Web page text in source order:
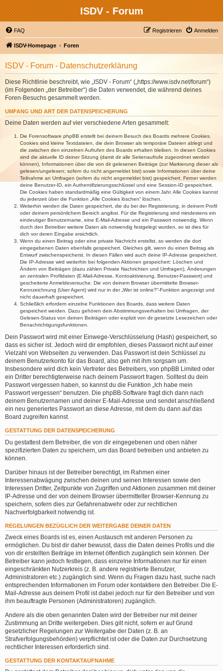
ISDV - Forum
FAQ Anmelden
Registrieren
ISDV-Homepage Foren
ISDV - Forum - Datenschutzerklärung
Diese Richtlinie beschreibt, wie „ISDV - Forum“ („https://www.isdv.net/forum“)
(im Folgenden „der Betreiber“) die Daten verwendet, die während deines
Foren-Besuchs gesammelt werden.
UMFANG UND ART DER DATENSPEICHERUNG
Deine Daten werden auf vier verschiedene Arten gesammelt:
Die Forensoftware phpBB erstellt bei deinem Besuch des Boards mehrere Cookies.
Cookies sind kleine Textdateien, die dein Browser als temporäre Dateien ablegt und
die zwischen den einzelnen Aufrufen des Boards erhalten bleiben. In diesen Cookies
sind die aktuelle ID deiner Sitzung (damit dir alle Seitenaufrufe zugeordnet werden
können), Informationen über die von dir gelesenen Beiträge (zur Markierung dieser als
gelesen/ungelesen; sofern du nicht angemeldet bist) sowie Informationen über deine
Teilnahme an Umfragen (sofern du nicht angemeldet bist) gespeichert. Ferner werden
deine Benutzer-ID, ein Authentifizierungsschlüssel und eine Session-ID gespeichert.
Die Cookies haben standardmäßig eine Gültigkeit von einem Jahr. Alle Cookies kannst
du jederzeit über die Funktion „Alle Cookies löschen“ löschen.
Weiterhin werden die Daten gespeichert, die du bei der Registrierung, in deinem Profil
oder deinem persönlichem Bereich angibst. Für die Registrierung sind mindestens ein
eindeutiger Benutzername, eine E-Mail-Adresse und ein Passwort notwendig. Wenn
durch den Betreiber weitere Daten als notwendig festgelegt wurden, so ist dies für
dich vor deren Eingabe ersichtlich.
Wenn du einen Beitrag oder eine private Nachricht erstellst, so werden die dort
eingegebenen Daten ebenfalls gespeichert. Gleiches gilt, wenn du einen Beitrag als
Entwurf zwischenspeicherst. In diesen Fällen wird auch deine IP-Adresse gespeichert.
Die IP-Adresse wird weiterhin bei folgenden Aktionen gespeichert: Löschen und
Ändern von Beiträgen (dazu zählen Private Nachrichten und Umfragen), Änderungen
an zentralen Profildaten (E-Mail-Adresse, Kontoaktivierung, Benutzer-Passwort) und
gescheiterte Anmeldeversuche. Die von deinem Browser übermittelte Browser-
Kennzeichnung (User Agent) wird nur in der „Wer ist online?“-Funktion angezeigt und
nicht dauerhaft gespeichert.
Schließlich erfordern einzelne Funktionen des Boards, dass weitere Daten
gespeichert werden. Dazu gehören dein Abstimmungsverhalten bei Umfragen, der
Gelesen-Status von deinen Beiträgen oder explizit von dir gesetzte Lesezeichen oder
Benachrichtigungsfunktionen.
Dein Passwort wird mit einer Einwege-Verschlüsselung (Hash) gespeichert, so
dass es sicher ist. Jedoch wird dir empfohlen, dieses Passwort nicht auf einer
Vielzahl von Webseiten zu verwenden. Das Passwort ist dein Schlüssel zu
deinem Benutzerkonto für das Board, also geh mit ihm sorgsam um.
Insbesondere wird dich kein Vertreter des Betreibers, von phpBB Limited oder
ein Dritter berechtigterweise nach deinem Passwort fragen. Solltest du dein
Passwort vergessen haben, so kannst du die Funktion „Ich habe mein
Passwort vergessen“ benutzen. Die phpBB-Software fragt dich dann nach
deinem Benutzernamen und deiner E-Mail-Adresse und sendet anschließend
ein neu generiertes Passwort an diese Adresse, mit dem du dann auf das
Board zugreifen kannst.
GESTATTUNG DER DATENSPEICHERUNG
Du gestattest dem Betreiber, die von dir eingegebenen und oben näher
spezifizierten Daten zu speichern, um das Board betreiben und anbieten zu
können.
Darüber hinaus ist der Betreiber berechtigt, im Rahmen einer
Interessenabwägung zwischen deinen und seinen Interessen sowie den
Interessen Dritter, Zeitpunkte von Zugriffen und Aktionen zusammen mit deiner
IP-Adresse und der von deinem Browser übermittelter Browser-Kennung zu
speichern, sofern dies zur Gefahrenabwehr oder zur rechtlichen
Nachverfolgbarkeit notwendig ist.
REGELUNGEN BEZÜGLICH DER WEITERGABE DEINER DATEN
Zweck eines Boards ist es, einen Austausch mit anderen Personen zu
ermöglichen. Du bist dir daher bewusst, dass die Daten deines Profils und die
von dir erstellten Beiträge im Internet öffentlich zugänglich sein können. Der
Betreiber kann jedoch festlegen, dass einzelne Informationen nur für einen
eingeschränkten Nutzerkreis (z. B. andere registrierte Benutzer,
Administratoren etc.) zugänglich sind. Wenn du Fragen dazu hast, suche nach
entsprechenden Informationen im Forum oder kontaktiere den Betreiber. Die E-
Mail-Adresse aus deinem Profil ist dabei jedoch nur für den Betreiber und von
ihm beauftragte Personen (Administratoren) zugänglich.
Andere als die oben genannten Daten wird der Betreiber nur mit deiner
Zustimmung an Dritte weitergeben. Dies gilt nicht, sofern er auf Grund
gesetzlicher Regelungen zur Weitergabe der Daten (z. B. an
Strafverfolgungsbehörden) verpflichtet ist oder die Daten zur Durchsetzung
rechtlicher Interessen erforderlich sind.
GESTATTUNG DER KONTAKTAUFNAHME